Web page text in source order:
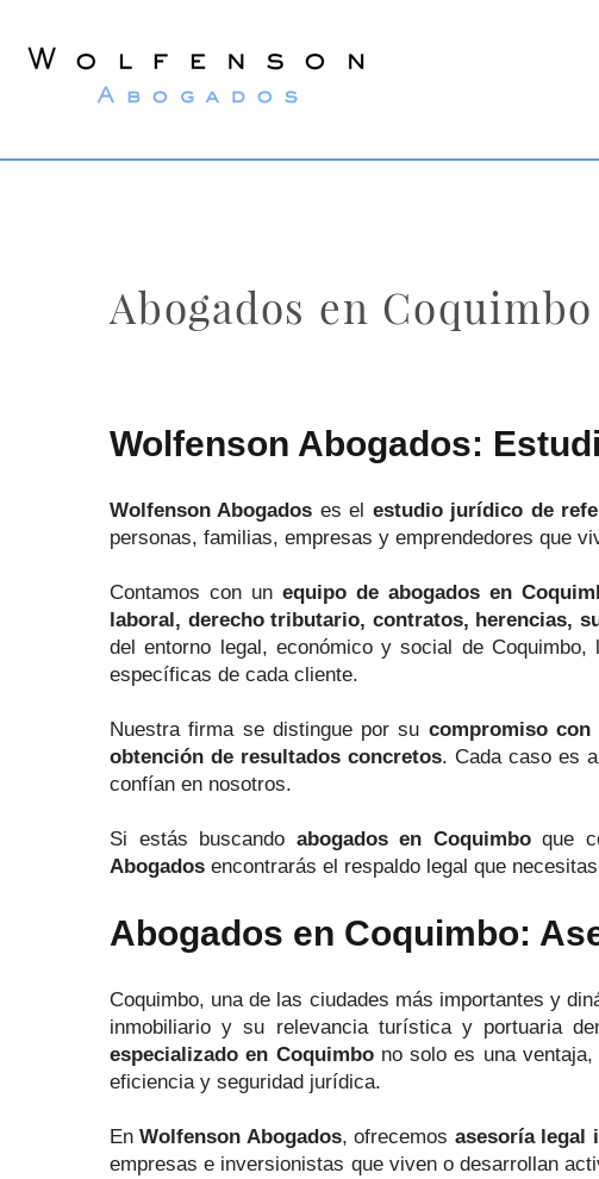
Abogados en
Wolfenson Abogados:
Wolfenson Abogados es el estudio jurídico de
personas, familias, empresas y emprendedores que
Contamos con unequipo de abogados en
laboral, derecho tributario, contratos, herencias,
del entorno legal, económico y social de
específicas de cada cliente.
Nuestra firma se distingue por su compromiso
obtención de resultados concretos. Cada caso es
confían en nosotros.
Si estás buscando abogados en Coquimboque
Abogados encontrarás el respaldo legal que
Abogados en Coquimbo:
Coquimbo, una de las ciudades más importantes y
inmobiliario y su relevancia turística y portuaria
especializado en Coquimbono solo es una ventaja,
eficiencia y seguridad jurídica.
EnWolfenson Abogados, ofrecemos asesoría legal
empresas e inversionistas que viven o desarrollan
Wolfenson